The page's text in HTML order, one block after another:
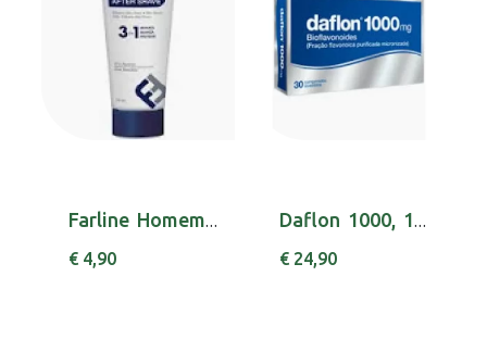
Farline Homem After Shave Bals 75Ml
€ 4,90
Daflon 1000, 1000 mg x 30 comp rev
€ 24,90